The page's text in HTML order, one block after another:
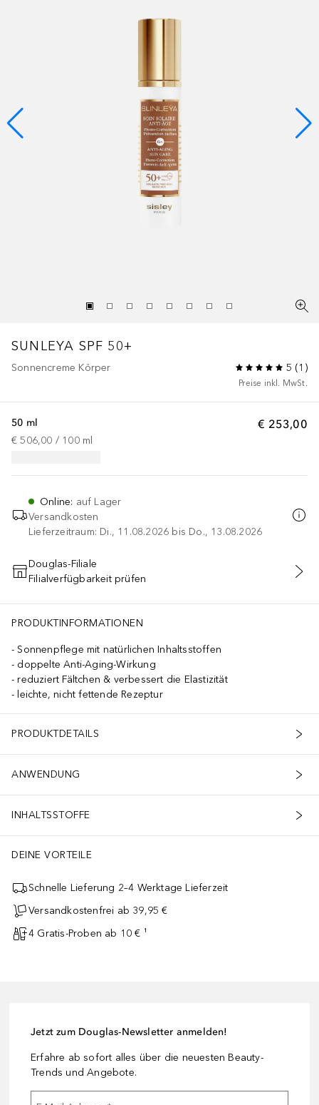
SUNLEYA SPF 50+
Sonnencreme Körper 5 (1 )
Preise inkl. MwSt.
€ 253,00
50 ml
€ 506,00 / 100 ml
Online: auf Lager
Versandkosten
Lieferzeitraum: Di., 11.08.2026 bis Do., 13.08.2026
IN DEN WARENKORB
Douglas-Filiale
Filialverfügbarkeit prüfen
PRODUKTINFORMATIONEN
Sonnenpflege mit natürlichen Inhaltsstoffen
doppelte Anti-Aging-Wirkung
reduziert Fältchen & verbessert die Elastizität
leichte, nicht fettende Rezeptur
PRODUKTDETAILS
ANWENDUNG
INHALTSSTOFFE
DEINE VORTEILE
Schnelle Lieferung 2–4 Werktage Lieferzeit
Versandkostenfrei ab 39,95 €
4 Gratis-Proben ab 10 € ¹
Jetzt zum Douglas-Newsletter anmelden!
Erfahre ab sofort alles über die neuesten Beauty-
Trends und Angebote.